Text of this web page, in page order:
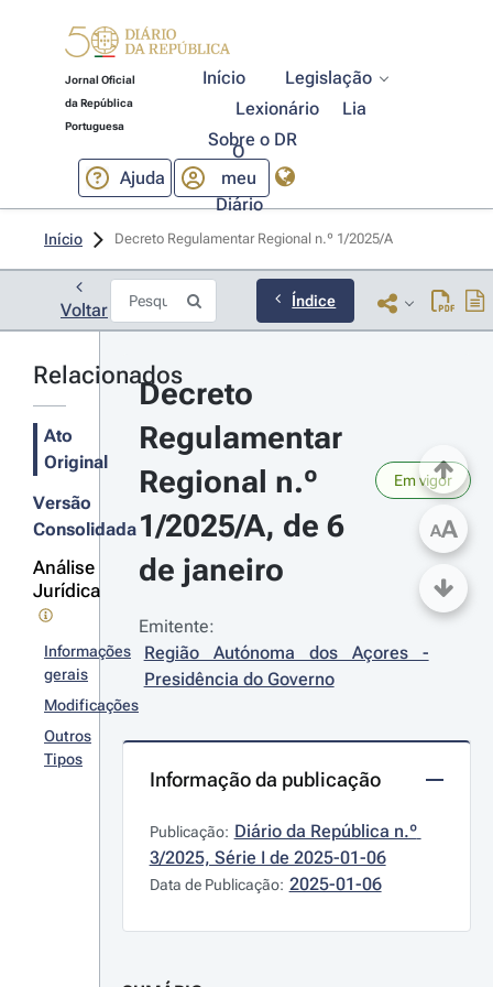
Jornal Oficial
da República
Portuguesa
Início
Legislação
Lexionário
Lia
Sobre o DR
Ajuda
O
meu
Diário
Início Decreto Regulamentar Regional n.º 1/2025/A
Voltar Índice
Relacionados
Ato
Original
Versão
Consolidada
Análise
Jurídica
Informações
gerais
Modificações
Outros
Tipos
Decreto
Regulamentar
Regional n.º
1/2025/A, de 6
de janeiro
Em vigor
Emitente:
Região Autónoma dos Açores -
Presidência do Governo
Informação da publicação
Publicação: Diário da República n.º
3/2025, Série I de 2025-01-06
Data de Publicação: 2025-01-06
AA